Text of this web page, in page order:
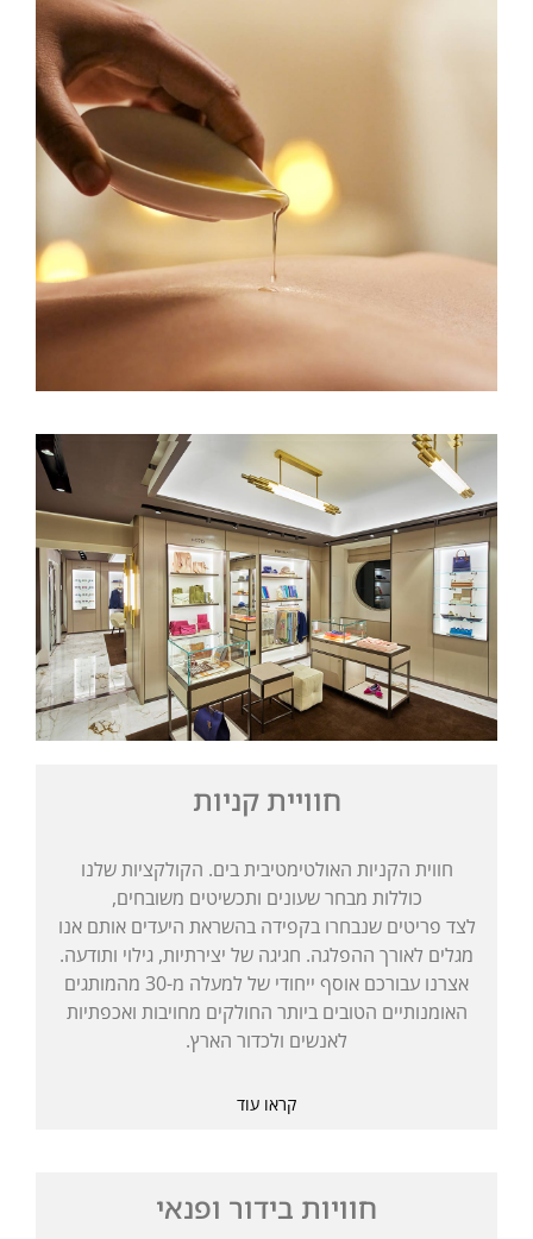
חוויית קניות
חווית הקניות האולטימטיבית בים. הקולקציות שלנו
כוללות מבחר שעונים ותכשיטים משובחים,
לצד פריטים שנבחרו בקפידה בהשראת היעדים אותם אנו
מגלים לאורך ההפלגה. חגיגה של יצירתיות, גילוי ותודעה.
אצרנו עבורכם אוסף ייחודי של למעלה מ-30 מהמותגים
האומנותיים הטובים ביותר החולקים מחויבות ואכפתיות
לאנשים ולכדור הארץ.
קראו עוד
חוויות בידור ופנאי